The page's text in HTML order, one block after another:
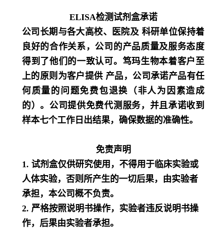
ELISA检测试剂盒承诺
公司长期与各大高校、医院及 科研单位保持着
良好的合作关系，公司的产品质量及服务态度
得到了他们的一致认可。笃玛生物本着客户至
上的原则为客户提供 产品，公司承诺产品有任
何质量的问题免费包退换（非人为因素造成
的）。公司提供免费代测服务，并且承诺收到
样本七个工作日出结果，确保数据的准确性。
免责声明
1. 试剂盒仅供研究使用，不得用于临床实验或
人体实验，否则所产生的一切后果，由实验者
承担，本公司概不负责。
2. 严格按照说明书操作，实验者违反说明书操
作，后果由实验者承担。